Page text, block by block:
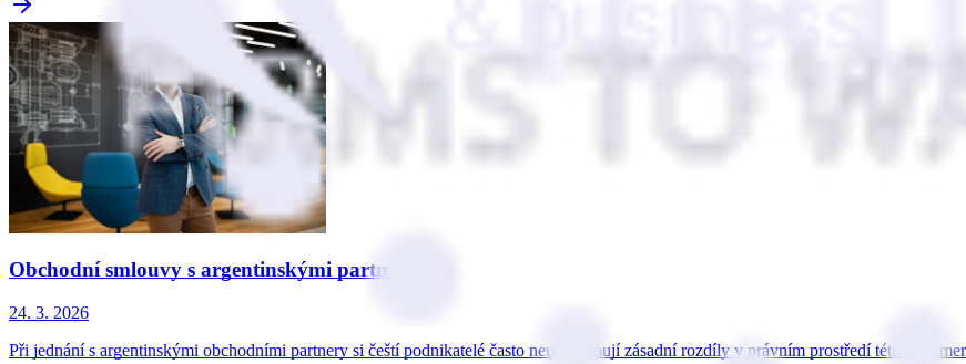
Obchodní smlouvy s argentinskými partnery
24. 3. 2026
Při jednání s argentinskými obchodními partnery si čeští podnikatelé často neuvědomují zásadní rozdíly v právním prostředí této